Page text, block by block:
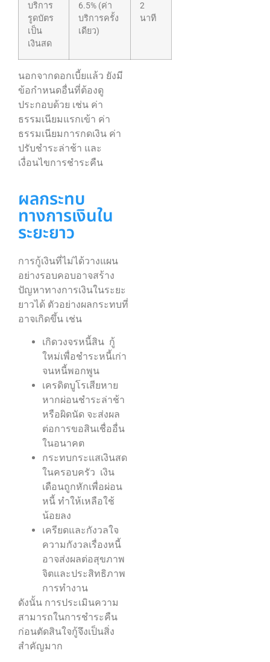
บริการ
รูดบัตร
เป็น
เงินสด
6.5% (ค่า
บริการครั้ง
เดียว)
2
นาที
นอกจากดอกเบี้ยแล้ว ยังมี
ข้อกำหนดอื่นที่ต้องดู
ประกอบด้วย เช่น ค่า
ธรรมเนียมแรกเข้า ค่า
ธรรมเนียมการกดเงิน ค่า
ปรับชำระล่าช้า และ
เงื่อนไขการชำระคืน
ผลกระทบ
ทางการเงินใน
ระยะยาว
การกู้เงินที่ไม่ได้วางแผน
อย่างรอบคอบอาจสร้าง
ปัญหาทางการเงินในระยะ
ยาวได้ ตัวอย่างผลกระทบที่
อาจเกิดขึ้น เช่น
เกิดวงจรหนี้สิน กู้
ใหม่เพื่อชำระหนี้เก่า
จนหนี้พอกพูน
เครดิตบูโรเสียหาย
หากผ่อนชำระล่าช้า
หรือผิดนัด จะส่งผล
ต่อการขอสินเชื่ออื่น
ในอนาคต
กระทบกระแสเงินสด
ในครอบครัว เงิน
เดือนถูกหักเพื่อผ่อน
หนี้ ทำให้เหลือใช้
น้อยลง
เครียดและกังวลใจ
ความกังวลเรื่องหนี้
อาจส่งผลต่อสุขภาพ
จิตและประสิทธิภาพ
การทำงาน
ดังนั้น การประเมินความ
สามารถในการชำระคืน
ก่อนตัดสินใจกู้จึงเป็นสิ่ง
สำคัญมาก